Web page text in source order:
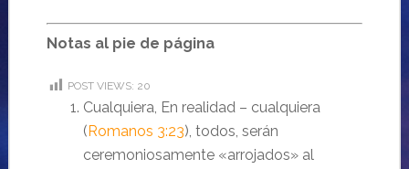
Notas al pie de página
POST VIEWS: 20
Cualquiera, En realidad – cualquiera
( Romanos 3:23), todos, serán
ceremoniosamente «arrojados» al